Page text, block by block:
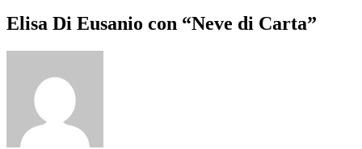
Elisa Di Eusanio con “Neve di Carta”